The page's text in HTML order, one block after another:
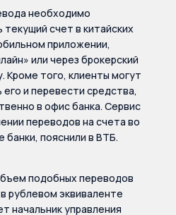
необходимо
счет в китайских
приложении,
или через брокерский
Кроме того, клиенты могут
и перевести средства,
в офис банка. Сервис
переводов на счета во
банки, пояснили в ВТБ.
подобных переводов
рублевом эквиваленте
начальник управления